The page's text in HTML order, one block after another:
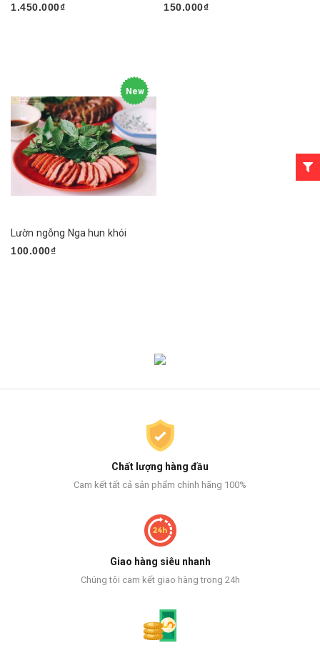
1.450.000₫
150.000₫
New
Lườn ngỗng Nga hun khói
100.000₫
Chất lượng hàng đầu
Cam kết tất cả sản phẩm chính hãng 100%
Giao hàng siêu nhanh
Chúng tôi cam kết giao hàng trong 24h